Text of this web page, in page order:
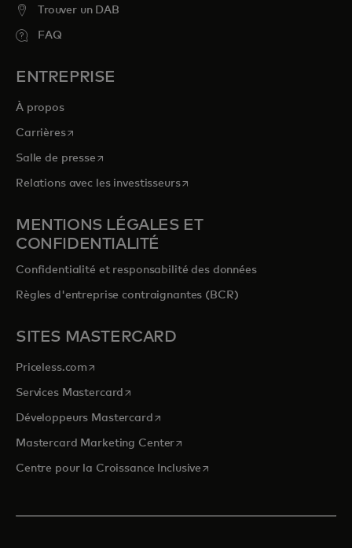
Trouver un DAB
FAQ
ENTREPRISE
À propos
Carrièress’ouvre dans un nouvel onglet
Salle de presses’ouvre dans un nouvel onglet
Relations avec les investisseurss’ouvre dans un nouvel onglet
MENTIONS LÉGALES ET
CONFIDENTIALITÉ
Confidentialité et responsabilité des données
Règles d'entreprise contraignantes (BCR)
SITES MASTERCARD
Priceless.com s’ouvre dans un nouvel onglet
Services Mastercard s’ouvre dans un nouvel onglet
Développeurs Mastercards’ouvre dans un nouvel onglet
Mastercard Marketing Centers’ouvre dans un nouvel onglet
Centre pour la Croissance Inclusive s’ouvre dans un nouvel